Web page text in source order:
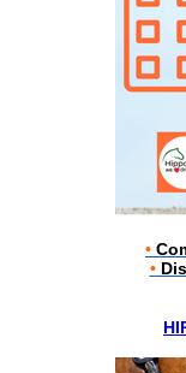
•
•